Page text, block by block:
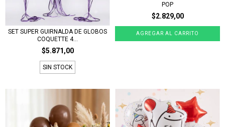
SET SUPER GUIRNALDA DE GLOBOS
COQUETTE 4...
$5.871,00
SIN STOCK
POP
$2.829,00